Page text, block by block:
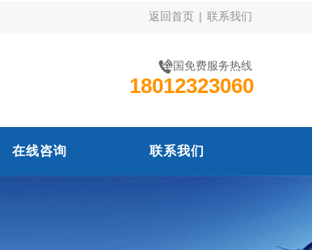
返回首页 | 联系我们
全国免费服务热线
18012323060
在线咨询 联系我们